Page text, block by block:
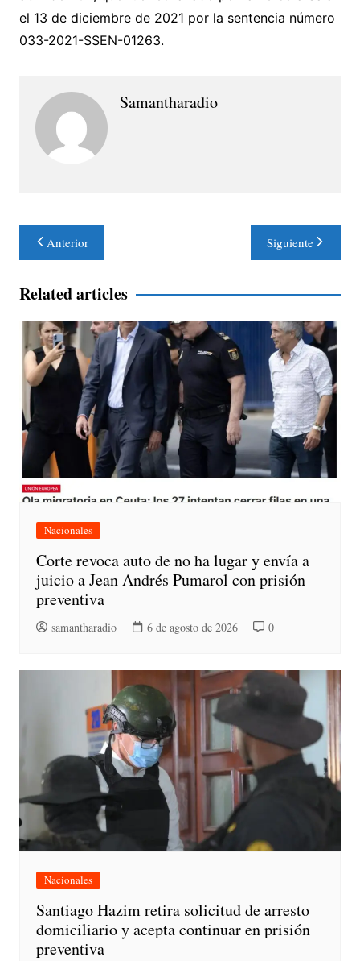
el 13 de diciembre de 2021 por la sentencia número
033-2021-SSEN-01263.
Samantharadio
Navegación
de
entradas
Anterior Siguiente
Related articles
Nacionales
Corte revoca auto de no ha lugar y envía a
juicio a Jean Andrés Pumarol con prisión
preventiva
samantharadio 6 de agosto de 2026 0
Nacionales
Santiago Hazim retira solicitud de arresto
domiciliario y acepta continuar en prisión
preventiva